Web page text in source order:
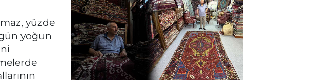
yüzde
yoğun